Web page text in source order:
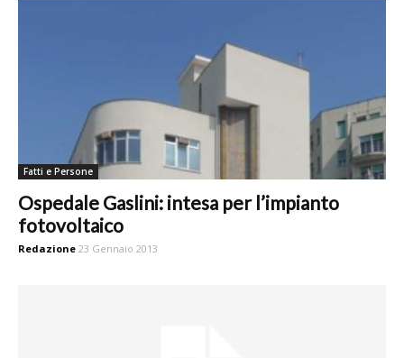
Fatti e Persone
Ospedale Gaslini: intesa per l’impianto
fotovoltaico
Redazione 23 Gennaio 2013